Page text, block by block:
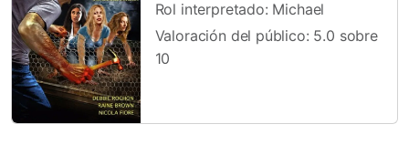
Rol interpretado: Michael
Valoración del público: 5.0 sobre
10